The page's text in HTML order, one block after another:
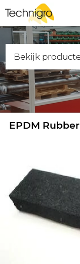
EPDM Rubber